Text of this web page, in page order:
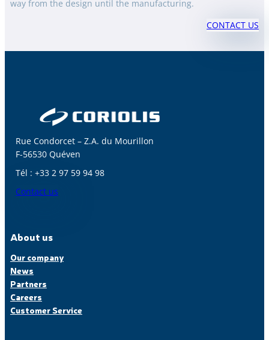
way from the design until the manufacturing.
CONTACT US
Rue Condorcet – Z.A. du Mourillon
F-56530 Quéven
Tél : +33 2 97 59 94 98
Contact us
About us
Our company
News
Partners
Careers
Customer Service